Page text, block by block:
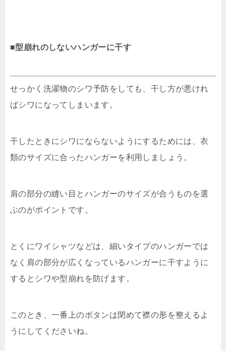
■型崩れのしないハンガーに干す
せっかく洗濯物のシワ予防をしても、干し方が悪けれ
ばシワになってしまいます。
干したときにシワにならないようにするためには、衣
類のサイズに合ったハンガーを利用しましょう。
肩の部分の縫い目とハンガーのサイズが合うものを選
ぶのがポイントです。
とくにワイシャツなどは、細いタイプのハンガーでは
なく肩の部分が広くなっているハンガーに干すように
するとシワや型崩れを防げます。
このとき、一番上のボタンは閉めて襟の形を整えるよ
うにしてくださいね。